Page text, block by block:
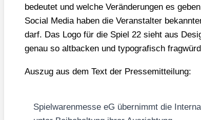
bedeu­tet und wel­che Ver­än­de­run­gen es
Social Media haben die Ver­an­stal­ter
darf. Das Logo für die Spiel 22 sieht aus
genau so alt­ba­cken und typo­gra­fisch
Aus­zug aus dem Text der Pres­se­mit­tei­lung:
Spiel­wa­ren­mes­se eG über­nimmt die